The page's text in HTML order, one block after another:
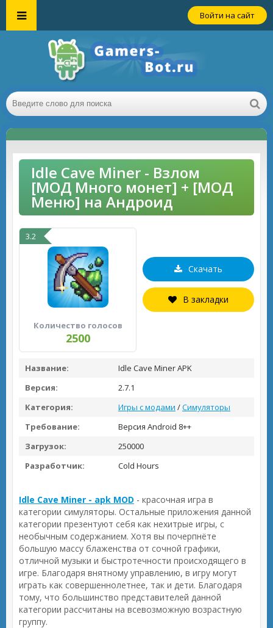
Войти на сайт
Idle Cave Miner - Взлом
[МОД Много монет] + [МОД
Меню] на Андроид
3.2
Количество голосов
2500
Скачать
В закладки
Название:
Idle Cave Miner APK
Версия:
2.7.1
Категория:
Игры с модами /Симуляторы
Требование:
Версия Android 8++
Загрузок:
250000
Разработчик:
Cold Hours
Idle Cave Miner - apk MOD - красочная игра в
категории симуляторы. Остальные приложения данной
категории презентуют себя как нехитрые игры, с
необычным содержанием. Хотя вы почерпнёте
большую массу блаженства от сочной графики,
отличной музыки и быстротечности происходящего в
игре. Благодаря внятному управлению, в игру могут
играть как совершеннолетнее, так и дети. Благодаря
тому, что большинство представителей данной
категории рассчитаны на всевозможную возрастную
группу.